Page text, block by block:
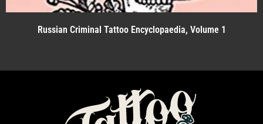
Russian Criminal Tattoo Encyclopaedia, Volume 1